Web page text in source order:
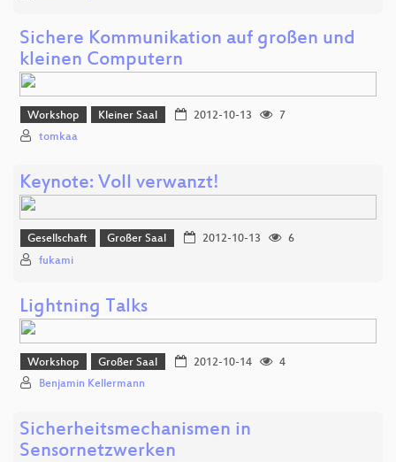
Sichere Kommunikation auf großen und
kleinen Computern
Workshop Kleiner Saal 2012-10-13
7
tomkaa
Keynote: Voll verwanzt!
Gesellschaft Großer Saal 2012-10-13
6
fukami
Lightning Talks
Workshop Großer Saal 2012-10-14
4
Benjamin Kellermann
Sicherheitsmechanismen in
Sensornetzwerken